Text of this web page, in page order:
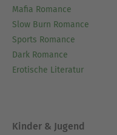
Mafia Romance
Slow Burn Romance
Sports Romance
Dark Romance
Erotische Literatur
Kinder & Jugend